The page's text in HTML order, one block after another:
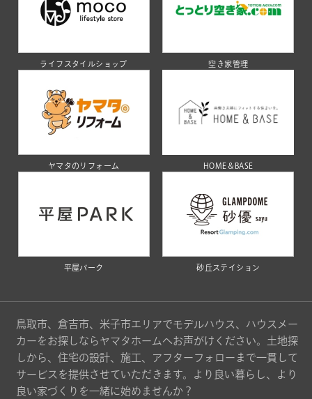
ライフスタイルショップ 空き家管理
ヤマタのリフォーム HOME＆BASE
平屋パーク 砂丘ステイション
鳥取市、倉吉市、米子市エリアでモデルハウス、ハウスメー
カーをお探しならヤマタホームへお声がけください。土地探
しから、住宅の設計、施工、アフターフォローまで一貫して
サービスを提供させていただきます。より良い暮らし、より
良い家づくりを一緒に始めませんか？